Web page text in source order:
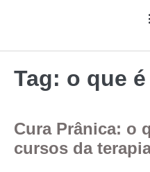
Tag: o que
Cura Prânica: o
cursos da